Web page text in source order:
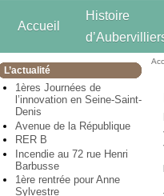
Accueil
Histoire
L’actualité
1ères Journées de
l’innovation en Seine-Saint-
Denis
Avenue de la République
RER B
Incendie au 72 rue Henri
Barbusse
1ère rentrée pour Anne
Sylvestre